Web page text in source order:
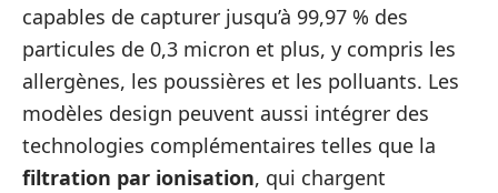
capables de capturer jusqu’à 99,97 % des
particules de 0,3 micron et plus, y compris les
allergènes, les poussières et les polluants. Les
modèles design peuvent aussi intégrer des
technologies complémentaires telles que la
filtration par ionisation, qui chargent